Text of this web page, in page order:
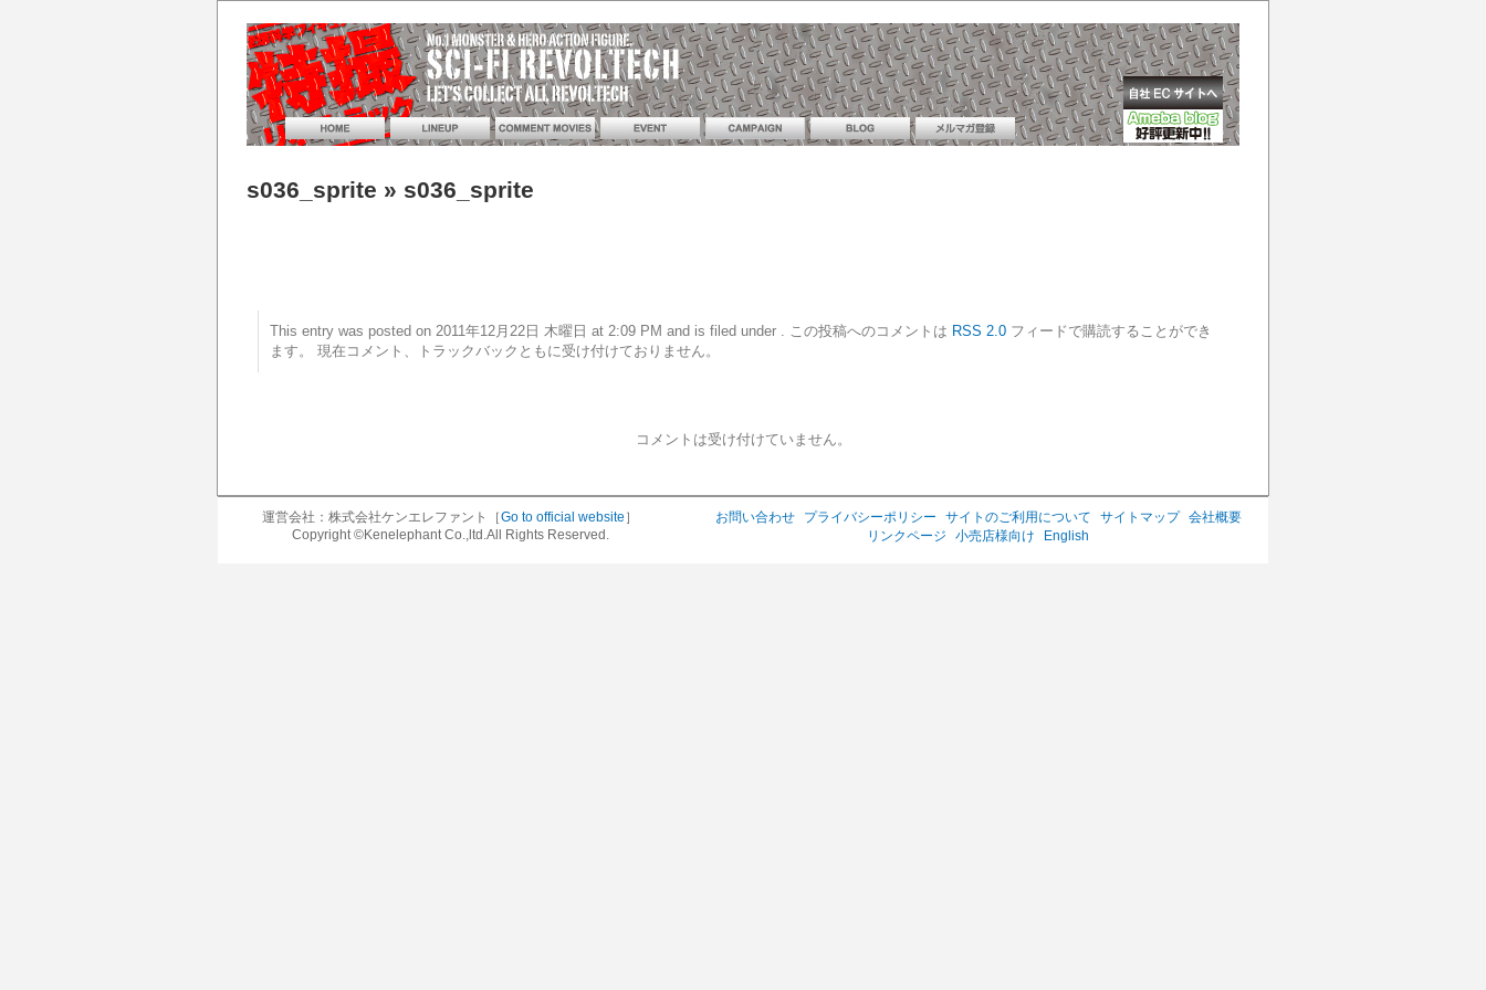
s036_sprite » s036_sprite
This entry was posted on 2011年12月22日 木曜日 at 2:09 PM and is filed under . この投稿へのコメントは RSS 2.0 フィードで購読することができ
ます。 現在コメント、トラックバックともに受け付けておりません。
コメントは受け付けていません。
運営会社：株式会社ケンエレファント［Go to official website ］
Copyright ©Kenelephant Co.,ltd.All Rights Reserved.
お問い合わせ プライバシーポリシー サイトのご利用について サイトマップ
会社概要
リンクページ
小売店様向け English